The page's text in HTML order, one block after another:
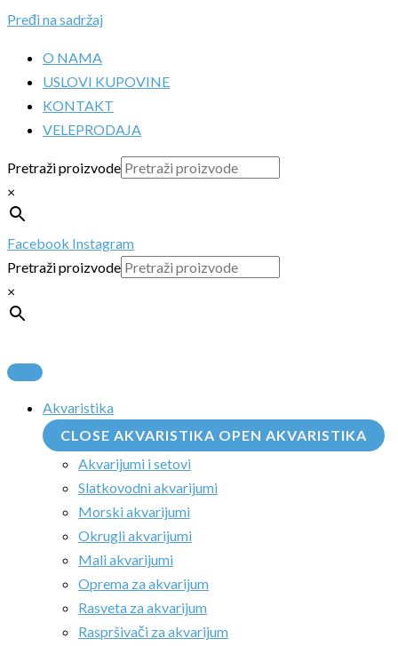
Pređi na sadržaj
O NAMA
USLOVI KUPOVINE
KONTAKT
VELEPRODAJA
Pretraži proizvode
×
Facebook Instagram
Pretraži proizvode
×
Akvaristika
CLOSE AKVARISTIKA OPEN AKVARISTIKA
Akvarijumi i setovi
Slatkovodni akvarijumi
Morski akvarijumi
Okrugli akvarijumi
Mali akvarijumi
Oprema za akvarijum
Rasveta za akvarijum
Raspršivači za akvarijum